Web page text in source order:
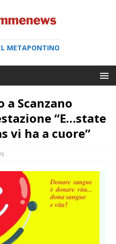
METAPONTINO
a Scanzano
“E…state
vi ha a cuore”